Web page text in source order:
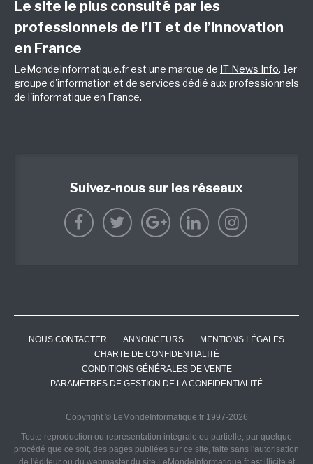
Le site le plus consulté par les
professionnels de l’IT et de l’innovation
en France
LeMondeInformatique.fr est une marque de IT News Info, 1er
groupe d'information et de services dédié aux professionnels
de l'informatique en France.
Suivez-nous sur les réseaux
NOUS CONTACTER ANNONCEURS
MENTIONS LÉGALES
CHARTE DE CONFIDENTIALITÉ
CONDITIONS GÉNÉRALES DE VENTE
PARAMÈTRES DE GESTION DE LA CONFIDENTIALITÉ
Copyright © LeMondeInformatique.fr 1997-2026
Toute reproduction ou représentation intégrale ou partielle, par quelque
procédé que ce soit, des pages publiées sur ce site, faite sans l'autorisation
de l'éditeur ou du webmaster du site LeMondeInformatique.fr est illicite et